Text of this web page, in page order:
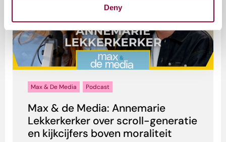
Deny
Max & De Media Podcast
Max & de Media: Annemarie
Lekkerkerker over scroll-generatie
en kijkcijfers boven moraliteit